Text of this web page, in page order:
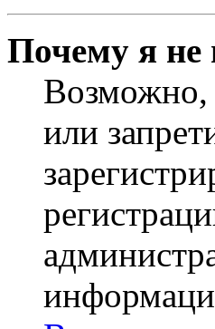
Почему я не
Возможно,
или